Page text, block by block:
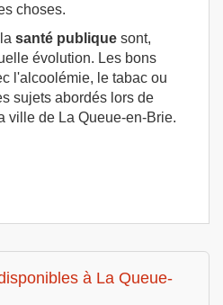
choses.
santé publique sont,
évolution. Les bons
l'alcoolémie, le tabac ou
sujets abordés lors de
ville de La Queue-en-Brie.
à La Queue-